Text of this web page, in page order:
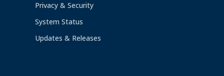
Privacy & Security
System Status
Updates & Releases